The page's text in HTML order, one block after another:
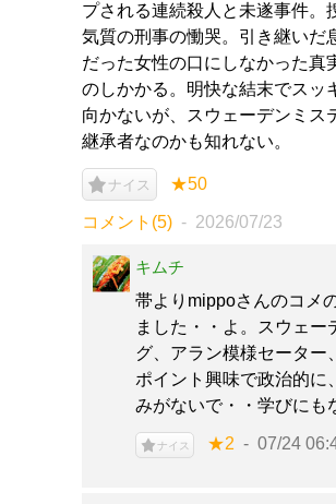
プされる連続殺人と未遂事件。
気質の刑事の慟哭。引き継いだ
だった女性の口にしなかった真
のしかかる。明快な結末でスッ
向かないが、スウェーデンミス
継承者なのかも知れない。
ナイス ★50
コメント(5) 2026/07/23
キムチ
帯よりmippoさんのコメ
ました・・よ。スウェー
グ、アラン模様セーター
ポイント興味で政治的に
みがないで・・学びにも
ナイス ★2 07/24